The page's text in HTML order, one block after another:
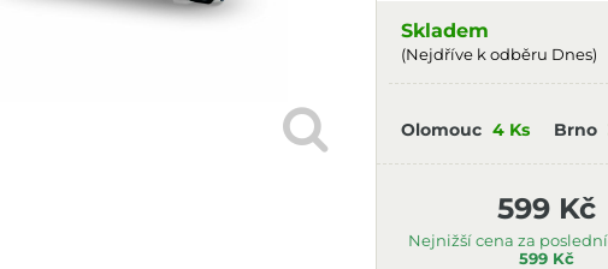
Skladem
(Nejdříve k odběru Dnes)
Olomouc 4 Ks Brno
599 Kč
Nejnižší cena za
599 Kč